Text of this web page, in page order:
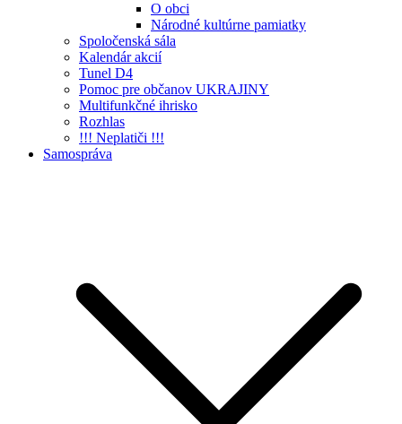
O obci
Národné kultúrne pamiatky
Spoločenská sála
Kalendár akcií
Tunel D4
Pomoc pre občanov UKRAJINY
Multifunkčné ihrisko
Rozhlas
!!! Neplatiči !!!
Samospráva